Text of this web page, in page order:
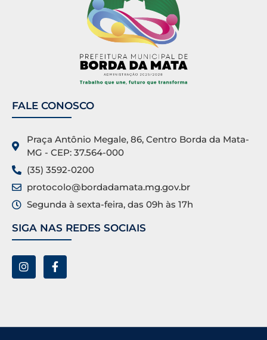
FALE CONOSCO
Praça Antônio Megale, 86, Centro Borda da Mata-
MG - CEP: 37.564-000
(35) 3592-0200
protocolo@bordadamata.mg.gov.br
Segunda à sexta-feira, das 09h às 17h
SIGA NAS REDES SOCIAIS